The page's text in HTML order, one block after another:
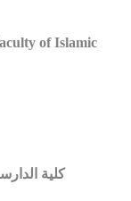
of Islamic
كلية